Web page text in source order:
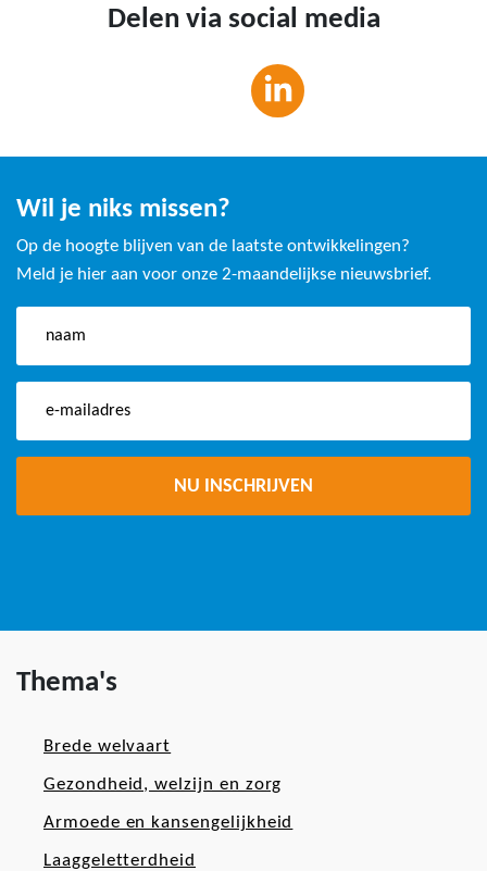
Delen via social media
Wil je niks missen?
Op de hoogte blijven van de laatste ontwikkelingen?
Meld je hier aan voor onze 2-maandelijkse nieuwsbrief.
Thema's
Brede welvaart
Gezondheid, welzijn en zorg
Armoede en kansengelijkheid
Laaggeletterdheid